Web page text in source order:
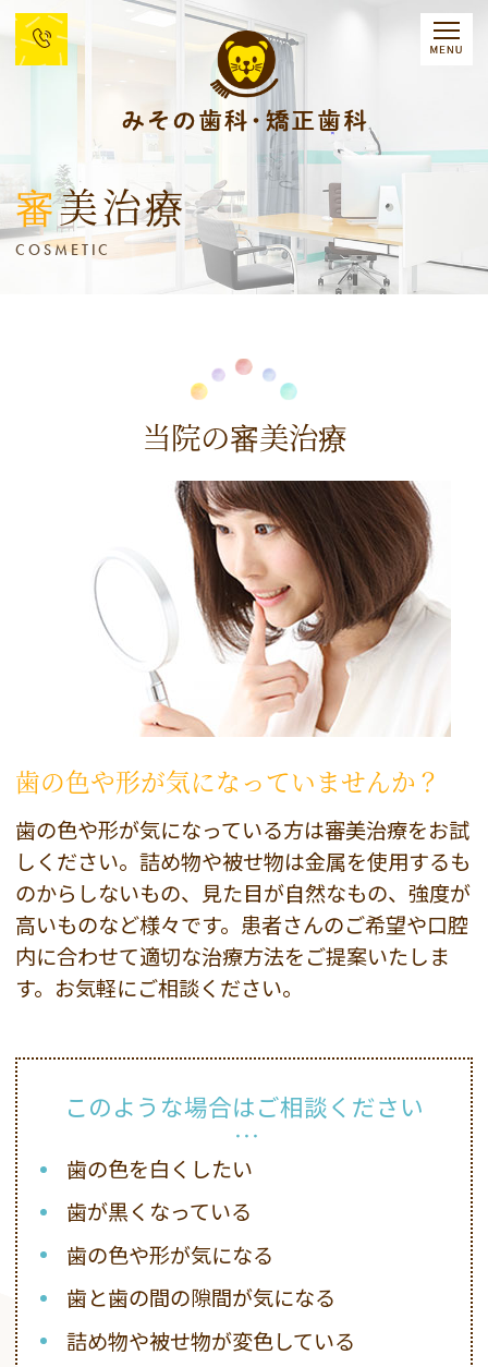
審美治療
COSMETIC
当院の審美治療
歯の色や形が気になっていませんか？
歯の色や形が気になっている方は審美治療をお試
しください。詰め物や被せ物は金属を使用するも
のからしないもの、見た目が自然なもの、強度が
高いものなど様々です。患者さんのご希望や口腔
内に合わせて適切な治療方法をご提案いたしま
す。お気軽にご相談ください。
このような場合はご相談ください
歯の色を白くしたい
歯が黒くなっている
歯の色や形が気になる
歯と歯の間の隙間が気になる
詰め物や被せ物が変色している